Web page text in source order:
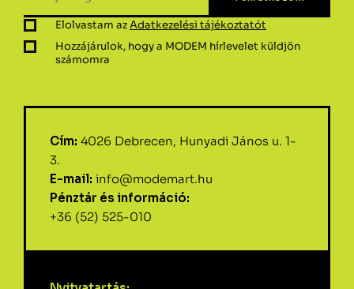
Elolvastam azAdatkezelési tájékoztatót
Hozzájárulok, hogy a MODEM hírlevelet küldjön
számomra
Cím: 4026 Debrecen, Hunyadi János u. 1-
3.
E-mail: info@modemart.hu
Pénztár és információ:
+36 (52) 525-010